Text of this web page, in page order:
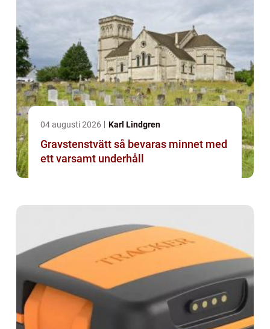
04 augusti 2026 Karl Lindgren
Gravstenstvätt så bevaras minnet med
ett varsamt underhåll